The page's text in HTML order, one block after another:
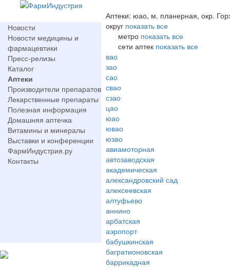
Новости
Новости медицины и
фармацевтики
Пресс-релизы
Каталог
Аптеки
Производители препаратов
Лекарственные препараты
Полезная информация
Домашняя аптечка
Витамины и минералы
Выставки и конференции
ФармИндустрия.ру
Контакты
Аптеки: юао, м. планерная, окр.
округ показать все
метро показать все
сети аптек показать все
вао
зао
сао
свао
сзао
цао
юао
ювао
юзао
авиамоторная
автозаводская
академическая
александровский сад
алексеевская
алтуфьево
аннино
арбатская
аэропорт
бабушкинская
багратионовская
баррикадная